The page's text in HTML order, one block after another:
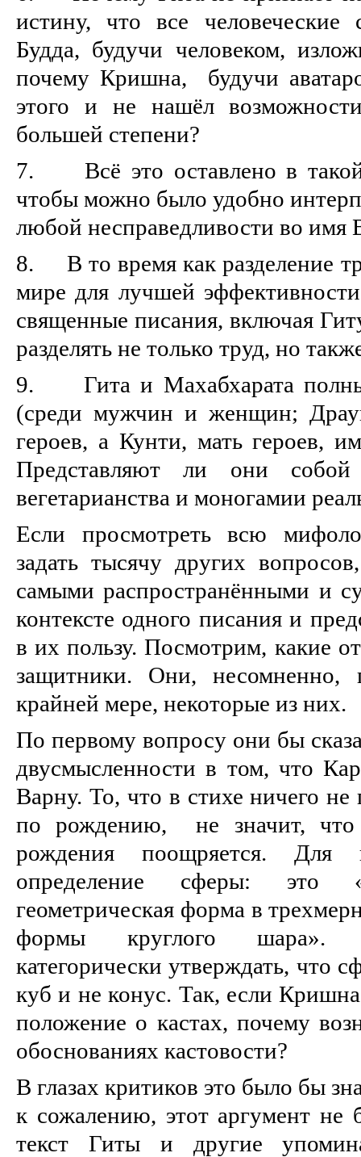
истину, что все
Будда, будучи человеком,
почему Кришна, будучи
этого и не нашёл
большей степени?
7. Всё это оставлено в такой
чтобы можно было удобно
любой несправедливости во
8. В то время как разделение
мире для лучшей
священные писания, включая
разделять не только труд, но
9. Гита и Махабхарата полны
(среди мужчин и женщин;
героев, а Кунти, мать героев,
Представляют ли они собой
вегетарианства и моногамии
Если просмотреть всю
задать тысячу других
самыми распространёнными и
контексте одного писания и
в их пользу. Посмотрим, какие
защитники. Они, несомненно,
крайней мере, некоторые из них.
По первому вопросу они бы
двусмысленности в том, что
Варну. То, что в стихе ничего не
по рождению, не значит, что
рождения поощряется. Для
определение сферы: это
геометрическая форма в
формы круглого шара».
категорически утверждать, что
куб и не конус. Так, если
положение о кастах, почему
обоснованиях кастовости?
В глазах критиков это было бы
к сожалению, этот аргумент не
текст Гиты и другие